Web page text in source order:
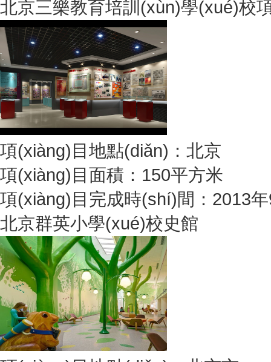
北京三樂教育培訓(xùn)學(xué)校
項(xiàng)目地點(diǎn)：北京
項(xiàng)目面積：150平方米
項(xiàng)目完成時(shí)間：2013
北京群英小學(xué)校史館